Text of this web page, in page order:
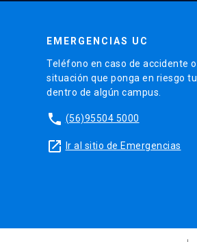
EMERGENCIAS UC
Teléfono en caso de accidente o
situación que ponga en riesgo
dentro de algún campus.
phone (56)95504 5000
launch Ir al sitio de Emergencias